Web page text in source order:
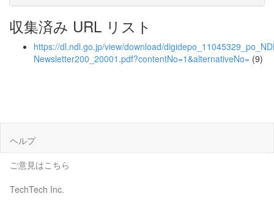
収集済み URL リスト
https://dl.ndl.go.jp/view/download/
Newsletter200_20001.pdf?contentNo=1&alternativeNo= (9)
ヘルプ
ご意見はこちら
TechTech Inc.